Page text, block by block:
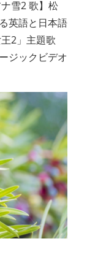
雪2 歌】松
英語と日本語
2」主題歌
ジックビデオ